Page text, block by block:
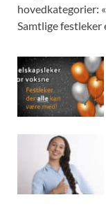
hovedkategorier:
Samtlige